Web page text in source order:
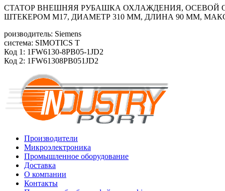
СТАТОР ВНЕШНЯЯ РУБАШКА ОХЛАЖДЕНИЯ, ОСЕВОЙ
ШТЕКЕРОМ M17, ДИАМЕТР 310 ММ, ДЛИНА 90 ММ,
роизводитель: Siemens
система: SIMOTICS T
Код 1: 1FW6130-8PB05-1JD2
Код 2: 1FW61308PB051JD2
Производители
Микроэлектроника
Промышленное оборудование
Доставка
О компании
Контакты